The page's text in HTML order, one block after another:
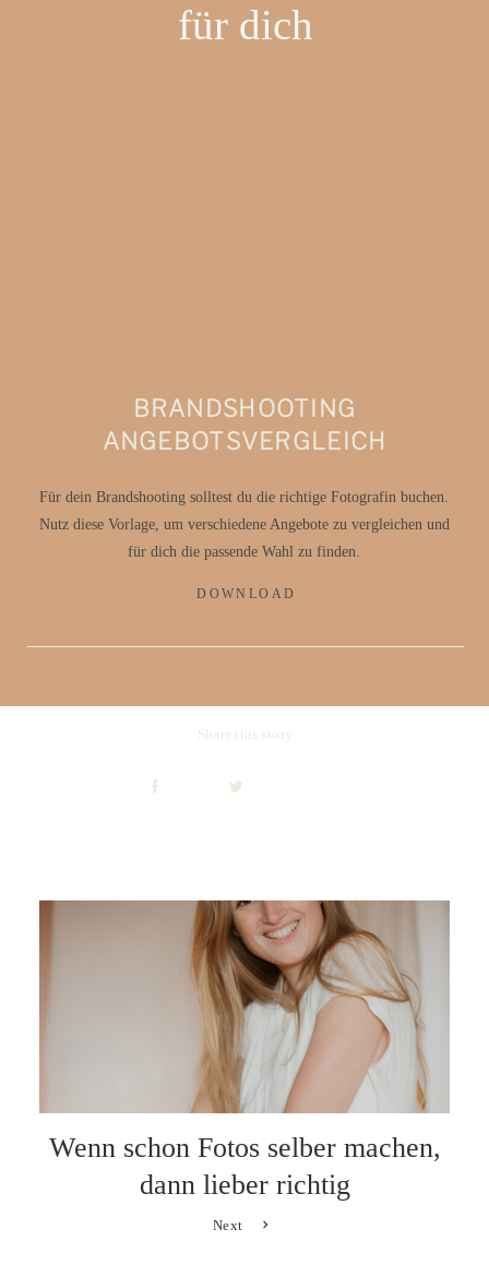
BRANDSHOOTING
ANGEBOTSVERGLEICH
für dich
Für dein Brandshooting solltest du die richtige Fotografin buchen.
Nutz diese Vorlage, um verschiedene Angebote zu vergleichen und
für dich die passende Wahl zu finden.
DOWNLOAD
Share this story
Wenn schon Fotos selber machen,
dann lieber richtig
Next